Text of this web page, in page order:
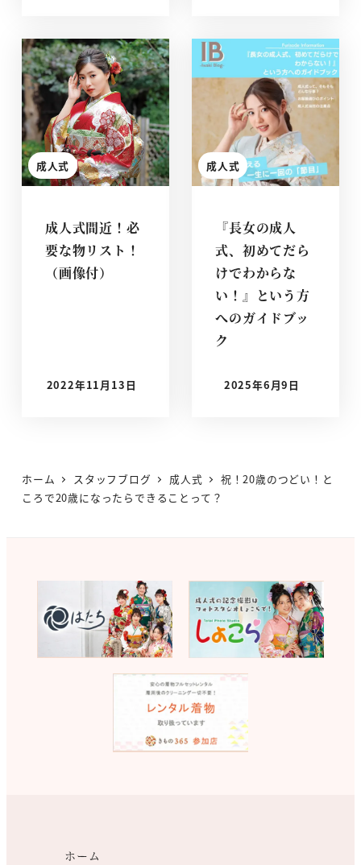
成人式
成人式間近！必
要な物リスト！
（画像付）
投稿日
2022年11月13日
成人式
『長女の成人
式、初めてだら
けでわからな
い！』という方
へのガイドブッ
ク
投稿日
2025年6月9日
ホーム スタッフブログ 成人式
祝！20歳のつどい！と
ころで20歳になったらできることって？
ホーム